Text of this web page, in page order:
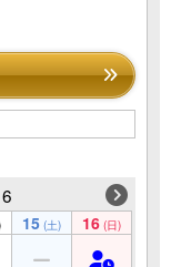
15 (土) 16 (日)